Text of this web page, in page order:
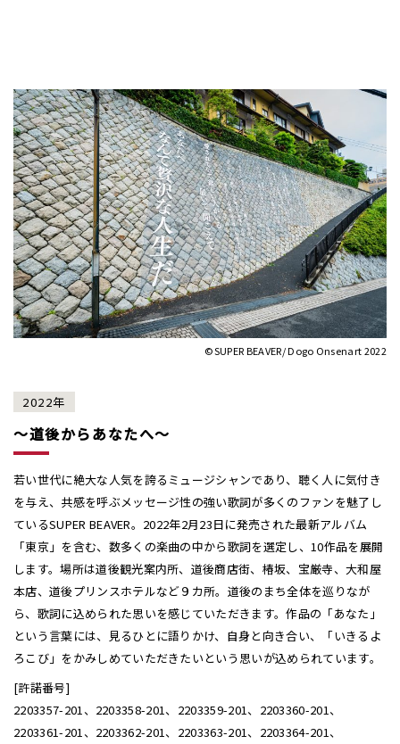
©SUPER BEAVER/ Dogo Onsenart 2022
2022年
〜道後からあなたへ〜
若い世代に絶大な人気を誇るミュージシャンであり、聴く人に気付き
を与え、共感を呼ぶメッセージ性の強い歌詞が多くのファンを魅了し
ているSUPER BEAVER。2022年2月23日に発売された最新アルバム
「東京」を含む、数多くの楽曲の中から歌詞を選定し、10作品を展開
します。場所は道後観光案内所、道後商店街、椿坂、宝厳寺、大和屋
本店、道後プリンスホテルなど９カ所。道後のまち全体を巡りなが
ら、歌詞に込められた思いを感じていただきます。作品の「あなた」
という言葉には、見るひとに語りかけ、自身と向き合い、「いきるよ
ろこび」をかみしめていただきたいという思いが込められています。
[許諾番号]
2203357-201、2203358-201、2203359-201、2203360-201、
2203361-201、2203362-201、2203363-201、2203364-201、